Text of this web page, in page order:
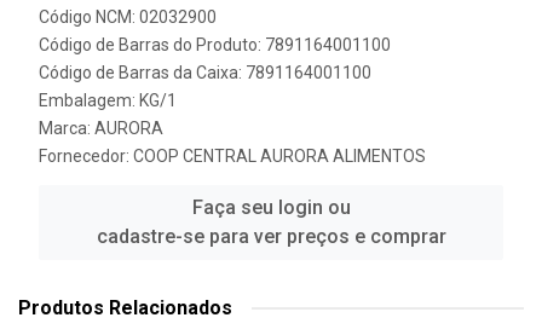
Código NCM: 02032900
Código de Barras do Produto: 7891164001100
Código de Barras da Caixa: 7891164001100
Embalagem: KG/1
Marca: AURORA
Fornecedor: COOP CENTRAL AURORA ALIMENTOS
Faça seu login ou
cadastre-se para ver preços e comprar
Produtos Relacionados